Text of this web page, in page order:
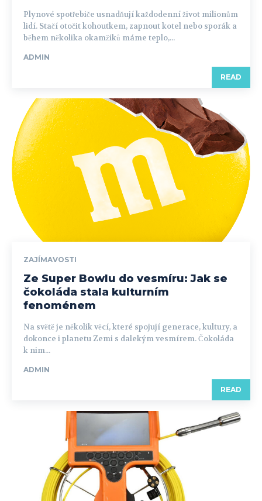
Plynové spotřebiče usnadňují každodenní život milionům
lidí. Stačí otočit kohoutkem, zapnout kotel nebo sporák a
během několika okamžiků máme teplo,...
ADMIN
READ
ZAJÍMAVOSTI
Ze Super Bowlu do vesmíru: Jak se
čokoláda stala kulturním
fenoménem
Na světě je několik věcí, které spojují generace, kultury, a
dokonce i planetu Zemi s dalekým vesmírem. Čokoláda
k nim...
ADMIN
READ